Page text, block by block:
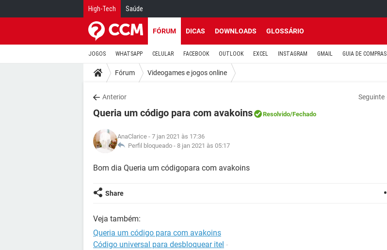
High-Tech Saúde
FÓRUM DICAS DOWNLOADS GLOSSÁRIO
JOGOS WHATSAPP CELULAR FACEBOOK OUTLOOK EXCEL INSTAGRAM GMAIL GUIA DE COMPRAS
Fórum Videogames e jogos online
Anterior Seguinte
Queria um código para com avakoins Resolvido/Fechado
AnaClarice - 7 jan 2021 às 17:36
Perfil bloqueado - 8 jan 2021 às 05:17
Bom dia Queria um códigopara com avakoins
Share
Veja também:
Queria um código para com avakoins
Código universal para desbloquear itel -